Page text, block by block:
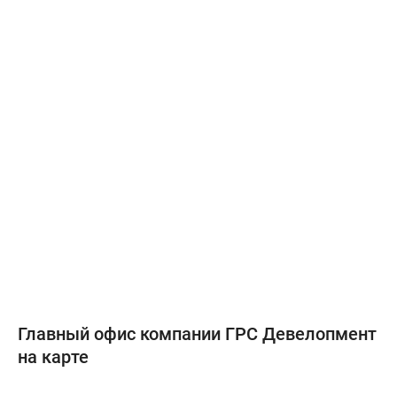
Главный офис компании ГРС Девелопмент
на карте